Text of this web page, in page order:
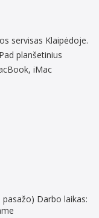
servisas Klaipėdoje.
planšetinius
iMac
Darbo laikas: